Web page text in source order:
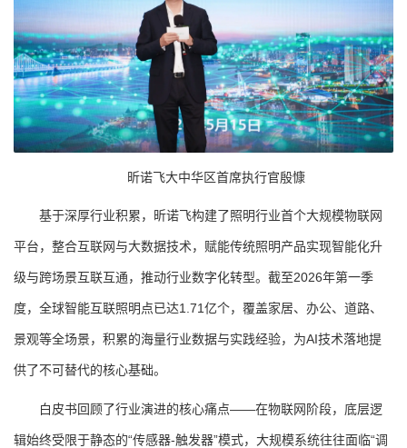
昕诺飞大中华区首席执行官殷慷
基于深厚行业积累，昕诺飞构建了照明行业首个大规模物联网
平台，整合互联网与大数据技术，赋能传统照明产品实现智能化升
级与跨场景互联互通，推动行业数字化转型。截至2026年第一季
度，全球智能互联照明点已达1.71亿个，覆盖家居、办公、道路、
景观等全场景，积累的海量行业数据与实践经验，为AI技术落地提
供了不可替代的核心基础。
白皮书回顾了行业演进的核心痛点——在物联网阶段，底层逻
辑始终受限于静态的“传感器-触发器”模式，大规模系统往往面临“调